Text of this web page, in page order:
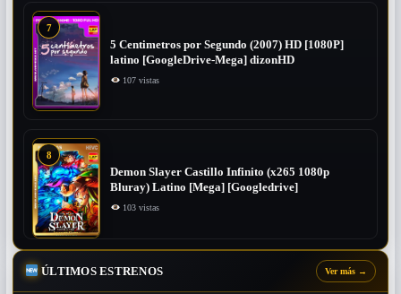
7
5 Centimetros por Segundo (2007) ​HD [1080P]
latino [GoogleDrive-Mega] dizonHD
107 vistas
8
Demon Slayer Castillo Infinito (x265 1080p
Bluray) Latino [Mega] [Googledrive]
103 vistas
ÚLTIMOS ESTRENOS Ver más →